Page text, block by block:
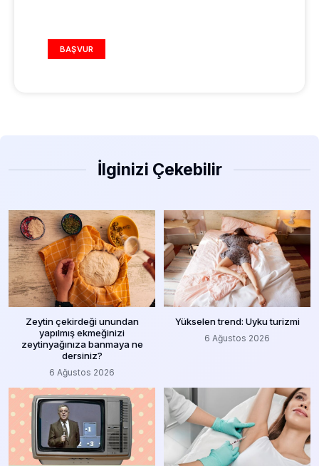
BAŞVUR
İlginizi Çekebilir
Zeytin çekirdeği unundan
yapılmış ekmeğinizi
zeytinyağınıza banmaya ne
dersiniz?
6 Ağustos 2026
Yükselen trend: Uyku turizmi
6 Ağustos 2026